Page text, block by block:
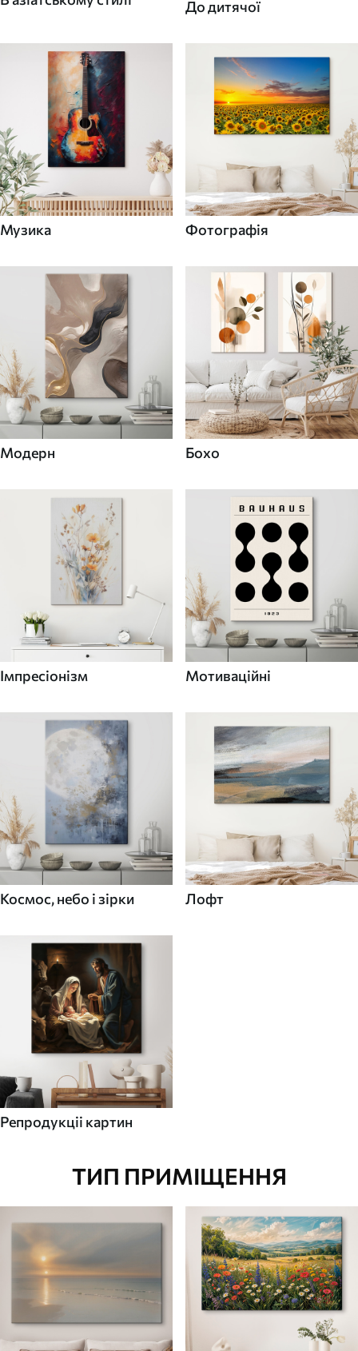
До дитячої
Музика Фотографія
Модерн Бохо
Імпресіонізм Мотиваційні
Космос, небо і зірки Лофт
Репродукціі картин
ТИП ПРИМІЩЕННЯ